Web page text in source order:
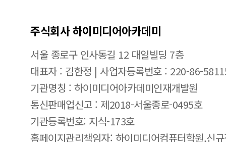
주식회사 하이미디어아카데미
서울 종로구 인사동길 12 대일빌딩 7층
대표자 : 김한정 | 사업자등록번호 : 220-86-
기관명칭 : 하이미디어아카데미인재개발원
통신판매업신고 : 제2018-서울종로-0495호
기관등록번호: 지식-173호
홈페이지관리책임자: 하이미디어컴퓨터학원,신